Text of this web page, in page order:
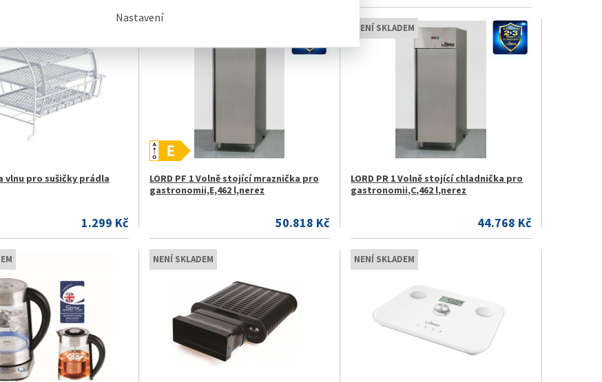
Nastavení
vlnu pro sušičky prádla
1.299 Kč
LORD PF 1 Volně stojící mraznička pro
gastronomii,E,462 l,nerez
50.818 Kč
NENÍ SKLADEM
LORD PR 1 Volně stojící chladnička pro
gastronomii,C,462 l,nerez
44.768 Kč
NENÍ SKLADEM NENÍ SKLADEM